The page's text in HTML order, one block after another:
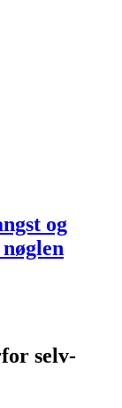
og
selv-